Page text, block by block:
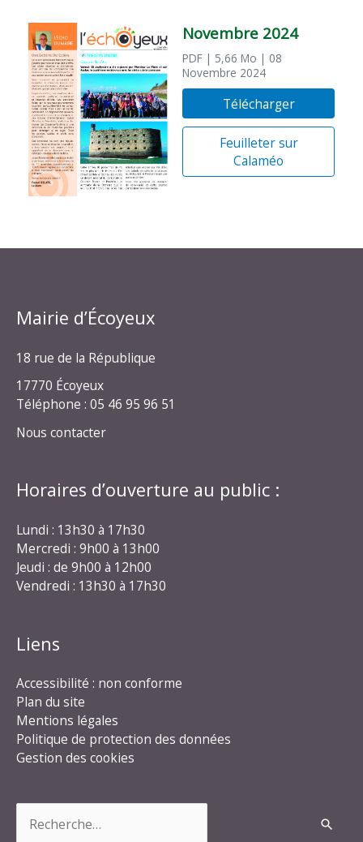
Novembre 2024
PDF | 5,66 Mo | 08
Novembre 2024
Télécharger
Feuilleter sur
Calaméo
Mairie d’Écoyeux
18 rue de la République
17770 Écoyeux
Téléphone : 05 46 95 96 51
Nous contacter
Horaires d’ouverture au public :
Lundi : 13h30 à 17h30
Mercredi : 9h00 à 13h00
Jeudi : de 9h00 à 12h00
Vendredi : 13h30 à 17h30
Liens
Accessibilité : non conforme
Plan du site
Mentions légales
Politique de protection des données
Gestion des cookies